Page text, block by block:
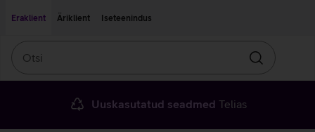
Eraklient
Äriklient Iseteenindus
Otsin
Uuskasutatud seadmed Telias